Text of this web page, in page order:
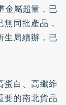
金屬超量，已
同批產品，
生局續辦，已
蛋白、高纖維
要的南北貨品